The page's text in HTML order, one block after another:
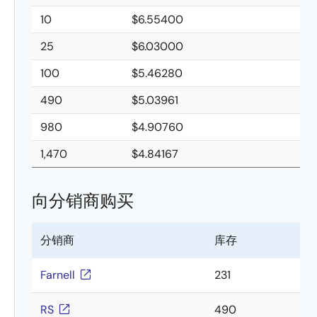
10
$6.55400
25
$6.03000
100
$5.46280
490
$5.03961
980
$4.90760
1,470
$4.84167
向分销商购买
分销商 库存
Farnell 231
RS 490